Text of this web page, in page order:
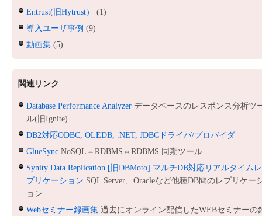
Entrust(旧Hytrust）
(1)
導入ユーザ事例 (9)
動画集 (5)
関連リンク
Database Performance Analyzer データベースのレスポンス分析ツ
ル(旧Ignite)
DB2対応ODBC, OLEDB, .NET, JDBCドライバ/プロバイダ
GlueSync NoSQL⇔RDBMS⇔RDBMS 同期ツール
Synity Data Replication [旧DBMoto] マルチDB対応リアルタイムレ
プリケーション SQL Server、Oracleなど他種DB間のレプリケー
ョン
Webセミナー録画集 過去にオンライン配信したWEBセミナーの